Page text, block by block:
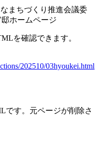
まちづくり推進会議委
ホームページ
を確認できます。
202510/03hyoukei.html
です。元ページが削除さ